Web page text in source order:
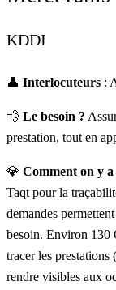
KDDI
👤 Interlocuteurs :
💨 Le besoin ?
prestation, tout en
💎 Comment on y
Taqt pour la
demandes
besoin. Environ 130
tracer les prestations (
rendre visibles aux